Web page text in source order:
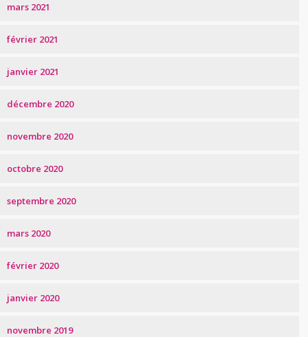
mars 2021
février 2021
janvier 2021
décembre 2020
novembre 2020
octobre 2020
septembre 2020
mars 2020
février 2020
janvier 2020
novembre 2019